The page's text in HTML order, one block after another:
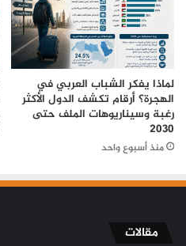
لماذا يفكر الشباب العربي في
الهجرة؟ أرقام تكشف الدول الأكثر
رغبة وسيناريوهات الملف حتى
2030
منذ أسبوع واحد
مقالات